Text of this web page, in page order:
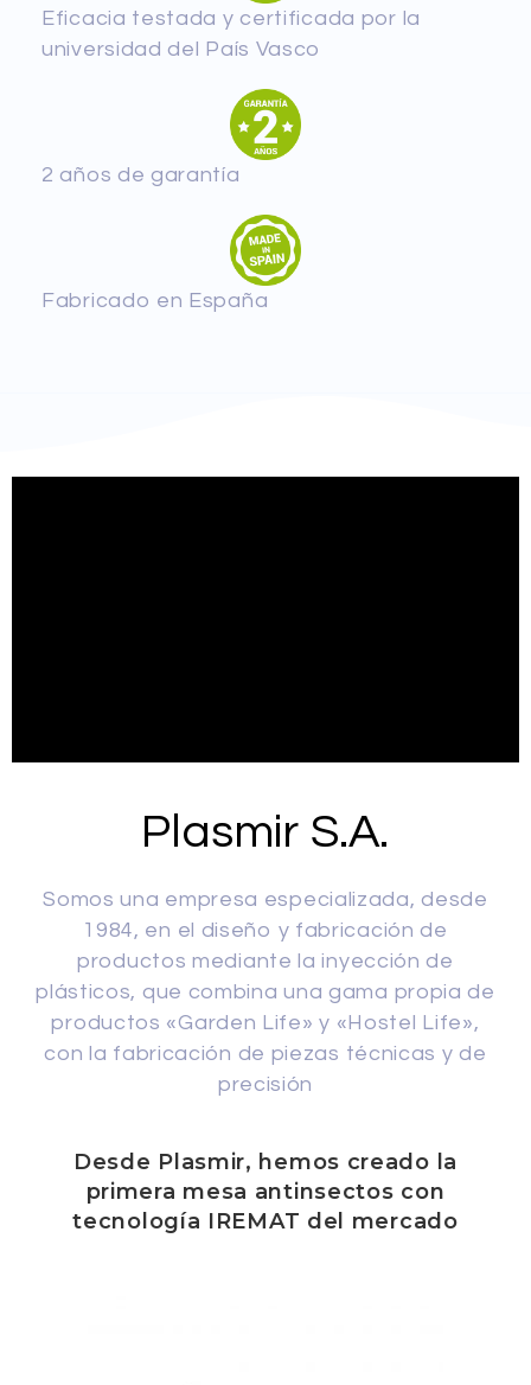
Eficacia testada y certificada por la
universidad del País Vasco
2 años de garantía
Fabricado en España
Plasmir S.A.
Somos una empresa especializada, desde
1984, en el diseño y fabricación de
productos mediante la inyección de
plásticos, que combina una gama propia de
productos «Garden Life» y «Hostel Life»,
con la fabricación de piezas técnicas y de
precisión
Desde Plasmir, hemos creado la
primera mesa antinsectos con
tecnología IREMAT del mercado